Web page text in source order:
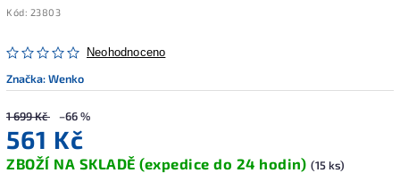
Kód: 23803
Neohodnoceno
Značka:Wenko
1 699 Kč –66 %
561 Kč
ZBOŽÍ NA SKLADĚ (expedice do 24 hodin) (15 ks)